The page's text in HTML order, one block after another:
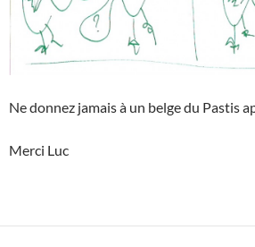
Ne donnez jamais à un belge du Pastis
Merci Luc